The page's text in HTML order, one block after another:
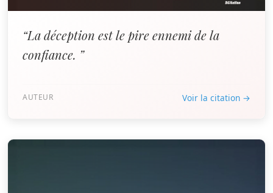
“La déception est le pire ennemi de la
confiance. ”
AUTEUR Voir la citation →